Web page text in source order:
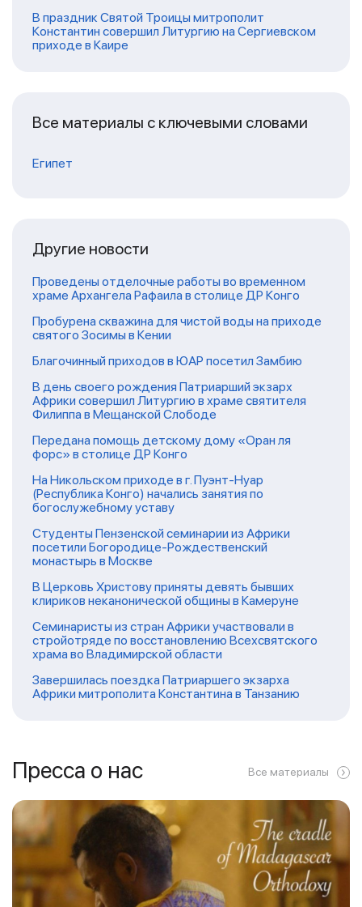
В праздник Святой Троицы митрополит
Константин совершил Литургию на Сергиевском
приходе в Каире
Все материалы с ключевыми словами
Египет
Другие новости
Проведены отделочные работы во временном
храме Архангела Рафаила в столице ДР Конго
Пробурена скважина для чистой воды на приходе
святого Зосимы в Кении
Благочинный приходов в ЮАР посетил Замбию
В день своего рождения Патриарший экзарх
Африки совершил Литургию в храме святителя
Филиппа в Мещанской Слободе
Передана помощь детскому дому «Оран ля
форс» в столице ДР Конго
На Никольском приходе в г. Пуэнт-Нуар
(Республика Конго) начались занятия по
богослужебному уставу
Студенты Пензенской семинарии из Африки
посетили Богородице-Рождественский
монастырь в Москве
В Церковь Христову приняты девять бывших
клириков неканонической общины в Камеруне
Семинаристы из стран Африки участвовали в
стройотряде по восстановлению Всехсвятского
храма во Владимирской области
Завершилась поездка Патриаршего экзарха
Африки митрополита Константина в Танзанию
Пресса о нас Все материалы